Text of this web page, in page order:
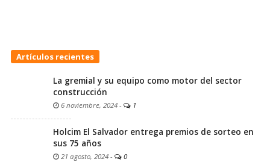
Artículos recientes
La gremial y su equipo como motor del sector
construcción
6 noviembre, 2024 - 1
Holcim El Salvador entrega premios de sorteo en
sus 75 años
21 agosto, 2024 - 0